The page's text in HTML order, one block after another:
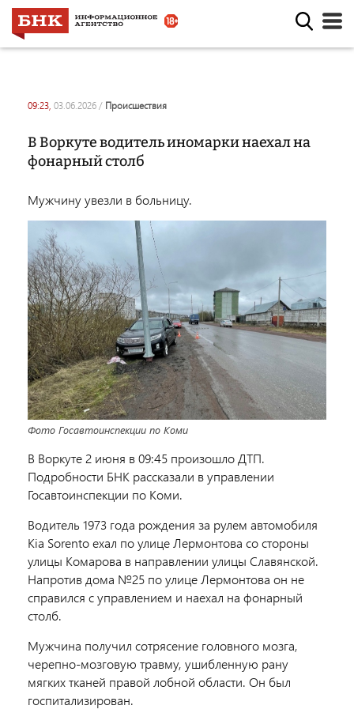
09:23, 03.06.2026 / происшествия
В Воркуте водитель иномарки наехал на
фонарный столб
Мужчину увезли в больницу.
Фото Госавтоинспекции по Коми
В Воркуте 2 июня в 09:45 произошло ДТП.
Подробности БНК рассказали в управлении
Госавтоинспекции по Коми.
Водитель 1973 года рождения за рулем автомобиля
Kia Sorento ехал по улице Лермонтова со стороны
улицы Комарова в направлении улицы Славянской.
Напротив дома №25 по улице Лермонтова он не
справился с управлением и наехал на фонарный
столб.
Мужчина получил сотрясение головного мозга,
черепно-мозговую травму, ушибленную рану
мягких тканей правой лобной области. Он был
госпитализирован.